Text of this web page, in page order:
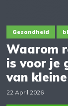
Gezondheid
Waarom
is voor je
van
22 April 2026